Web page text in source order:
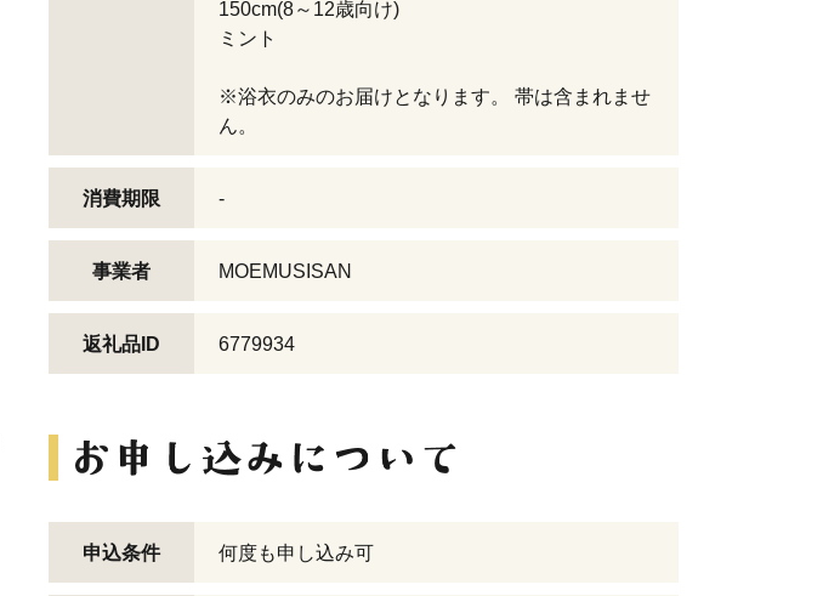
150cm(8～12歳向け)
ミント
※浴衣のみのお届けとなります。 帯は含まれませ
ん。
消費期限 -
事業者 MOEMUSISAN
返礼品ID 6779934
申込条件 何度も申し込み可